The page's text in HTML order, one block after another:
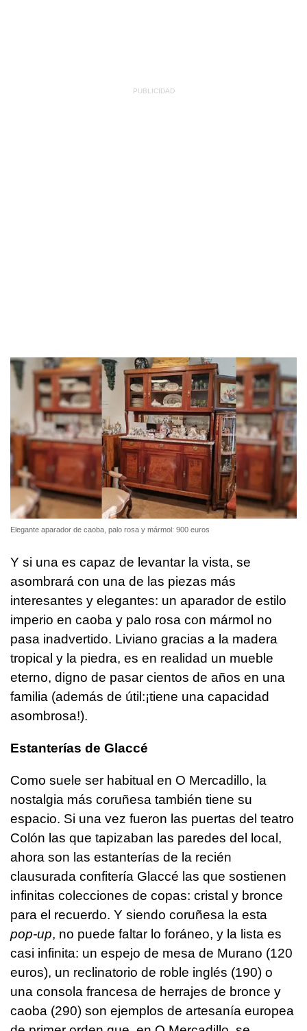
Elegante aparador de caoba, palo rosa y mármol: 900 euros
Y si una es capaz de levantar la vista, se
asombrará con una de las piezas más
interesantes y elegantes: un aparador de estilo
imperio en caoba y palo rosa con mármol no
pasa inadvertido. Liviano gracias a la madera
tropical y la piedra, es en realidad un mueble
eterno, digno de pasar cientos de años en una
familia (además de útil:¡tiene una capacidad
asombrosa!).
Estanterías de Glaccé
Como suele ser habitual en O Mercadillo, la
nostalgia más coruñesa también tiene su
espacio. Si una vez fueron las puertas del teatro
Colón las que tapizaban las paredes del local,
ahora son las estanterías de la recién
clausurada confitería Glaccé las que sostienen
infinitas colecciones de copas: cristal y bronce
para el recuerdo. Y siendo coruñesa la esta
pop-up, no puede faltar lo foráneo, y la lista es
casi infinita: un espejo de mesa de Murano (120
euros), un reclinatorio de roble inglés (190) o
una consola francesa de herrajes de bronce y
caoba (290) son ejemplos de artesanía europea